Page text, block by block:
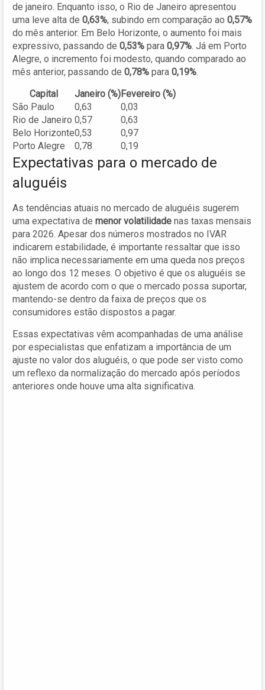
de janeiro. Enquanto isso, o Rio de Janeiro apresentou
uma leve alta de 0,63%, subindo em comparação ao 0,57%
do mês anterior. Em Belo Horizonte, o aumento foi mais
expressivo, passando de 0,53% para 0,97%. Já em Porto
Alegre, o incremento foi modesto, quando comparado ao
mês anterior, passando de 0,78% para 0,19%.
Capital
Janeiro (%)Fevereiro (%)
São Paulo
0,63
0,03
Rio de Janeiro 0,57
0,63
Belo Horizonte0,53
0,97
Porto Alegre
0,78 0,19
Expectativas para o mercado de
aluguéis
As tendências atuais no mercado de aluguéis sugerem
uma expectativa de menor volatilidade nas taxas mensais
para 2026. Apesar dos números mostrados no IVAR
indicarem estabilidade, é importante ressaltar que isso
não implica necessariamente em uma queda nos preços
ao longo dos 12 meses. O objetivo é que os aluguéis se
ajustem de acordo com o que o mercado possa suportar,
mantendo-se dentro da faixa de preços que os
consumidores estão dispostos a pagar.
Essas expectativas vêm acompanhadas de uma análise
por especialistas que enfatizam a importância de um
ajuste no valor dos aluguéis, o que pode ser visto como
um reflexo da normalização do mercado após períodos
anteriores onde houve uma alta significativa.